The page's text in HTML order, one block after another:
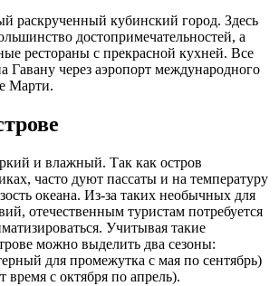
раскрученный кубинский город. Здесь
достопримечательностей, а
рестораны с прекрасной кухней. Все
Гавану через аэропорт международного
Марти.
и влажный. Так как остров
часто дуют пассаты и на температуру
океана. Из-за таких необычных для
отечественным туристам потребуется
Учитывая такие
можно выделить два сезоны:
для промежутка с мая по сентябрь)
время с октября по апрель).